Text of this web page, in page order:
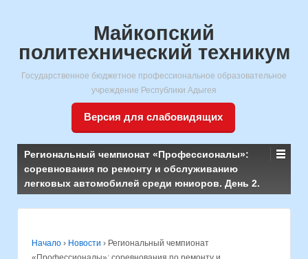
Майкопский
политехнический техникум
Государственное бюджетное профессиональное образовательное
учреждение Республики Адыгея
Версия для слабовидящих
Региональный чемпионат «Профессионалы»:
соревнования по ремонту и обслуживанию
легковых автомобилей среди юниоров. День 2.
Начало › Новости › Региональный чемпионат